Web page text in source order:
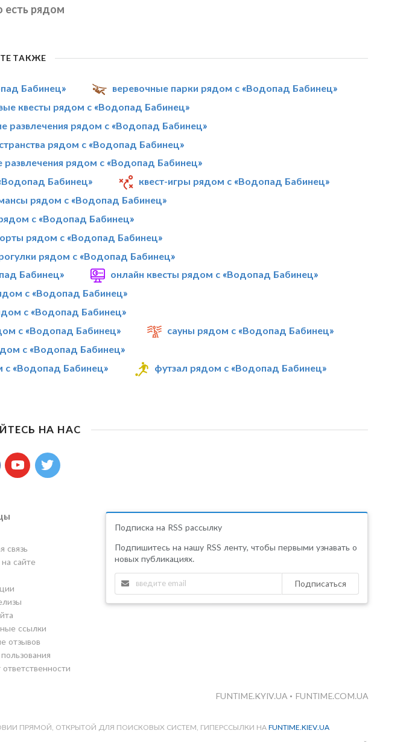
есть рядом
ТАКЖЕ
Бабинец»
веревочные парки рядом с «Водопад Бабинец»
квесты рядом с «Водопад Бабинец»
развлечения рядом с «Водопад Бабинец»
рядом с «Водопад Бабинец»
развлечения рядом с «Водопад Бабинец»
Бабинец»
квест-игры рядом с «Водопад Бабинец»
рядом с «Водопад Бабинец»
с «Водопад Бабинец»
рядом с «Водопад Бабинец»
рядом с «Водопад Бабинец»
Бабинец»
онлайн квесты рядом с «Водопад Бабинец»
с «Водопад Бабинец»
с «Водопад Бабинец»
с «Водопад Бабинец»
сауны рядом с «Водопад Бабинец»
с «Водопад Бабинец»
с «Водопад Бабинец»
футзал рядом с «Водопад Бабинец»
НА НАС
связь
сайте
ссылки
отзывов
Подписка на RSS рассылку
Подпишитесь на нашу RSS ленту, чтобы первыми узнавать о
новых публикациях.
Подписаться
FUNTIME.KYIV.UA • FUNTIME.COM.UA
ПРЯМОЙ, ОТКРЫТОЙ ДЛЯ ПОИСКОВЫХ СИСТЕМ, ГИПЕРССЫЛКИ НА FUNTIME.KIEV.UA